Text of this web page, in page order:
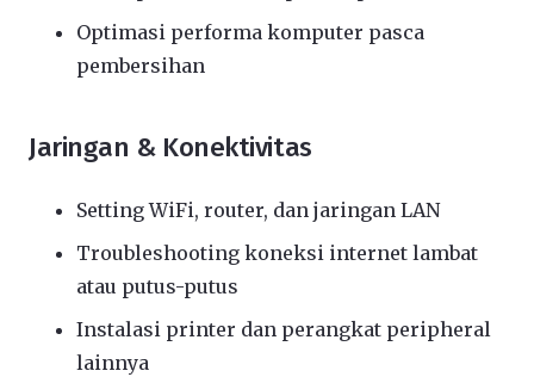
Optimasi performa komputer pasca
pembersihan
Jaringan & Konektivitas
Setting WiFi, router, dan jaringan LAN
Troubleshooting koneksi internet lambat
atau putus-putus
Instalasi printer dan perangkat peripheral
lainnya